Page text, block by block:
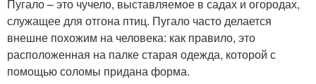
Пугало – это чучело, выставляемое в садах и огородах,
служащее для отгона птиц. Пугало часто делается
внешне похожим на человека: как правило, это
расположенная на палке старая одежда, которой с
помощью соломы придана форма.